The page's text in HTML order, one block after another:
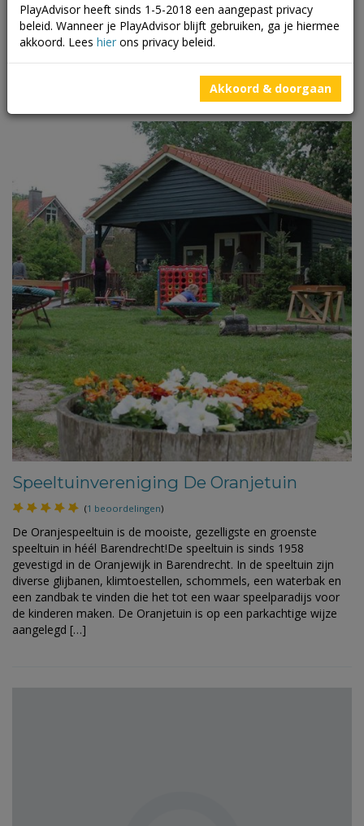
Speeltuinvereniging De Wielewaal/’t
Veldje – Haerkamp 27
(2 beoordelingen)
Speeltuinvereniging De Oranjetuin
(1 beoordelingen)
De Oranjespeeltuin is de mooiste, gezelligste en groenste
speeltuin in héél Barendrecht!De speeltuin is sinds 1958
gevestigd in de Oranjewijk in Barendrecht. In de speeltuin zijn
diverse glijbanen, klimtoestellen, schommels, een waterbak en
een zandbak te vinden die het tot een waar speelparadijs voor
de kinderen maken. De Oranjetuin is op een parkachtige wijze
aangelegd […]
PlayAdvisor heeft sinds 1-5-2018 een aangepast privacy
beleid. Wanneer je PlayAdvisor blijft gebruiken, ga je hiermee
akkoord. Lees hier ons privacy beleid.
Akkoord & doorgaan